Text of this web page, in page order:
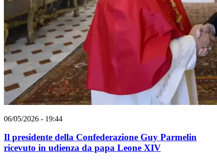
06/05/2026 - 19:44
Il presidente della Confederazione Guy Parmelin
ricevuto in udienza da papa Leone XIV